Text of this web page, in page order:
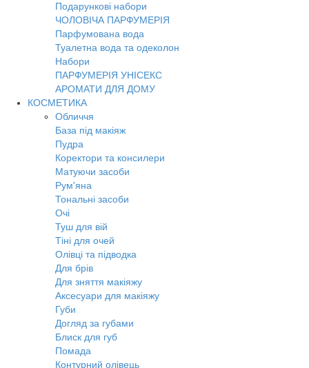
Подарункові набори
ЧОЛОВІЧА ПАРФУМЕРІЯ
Парфумована вода
Туалетна вода та одеколон
Набори
ПАРФУМЕРІЯ УНІСЕКС
АРОМАТИ ДЛЯ ДОМУ
КОСМЕТИКА
Обличчя
База під макіяж
Пудра
Коректори та консилери
Матуючи засоби
Рум'яна
Тональні засоби
Очі
Туш для вій
Тіні для очей
Олівці та підводка
Для брів
Для зняття макіяжу
Аксесуари для макіяжу
Губи
Догляд за губами
Блиск для губ
Помада
Контурний олівець